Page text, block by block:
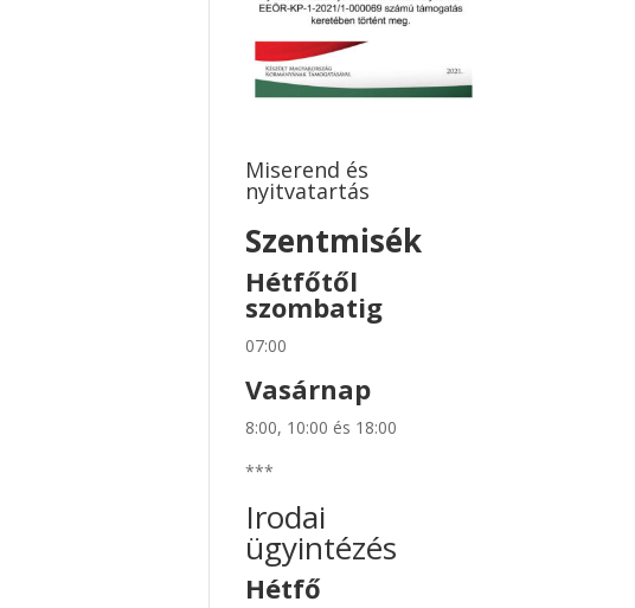
Miserend és
nyitvatartás
Szentmisék
Hétfőtől
szombatig
07:00
Vasárnap
8:00, 10:00 és 18:00
***
Irodai
ügyintézés
Hétfő